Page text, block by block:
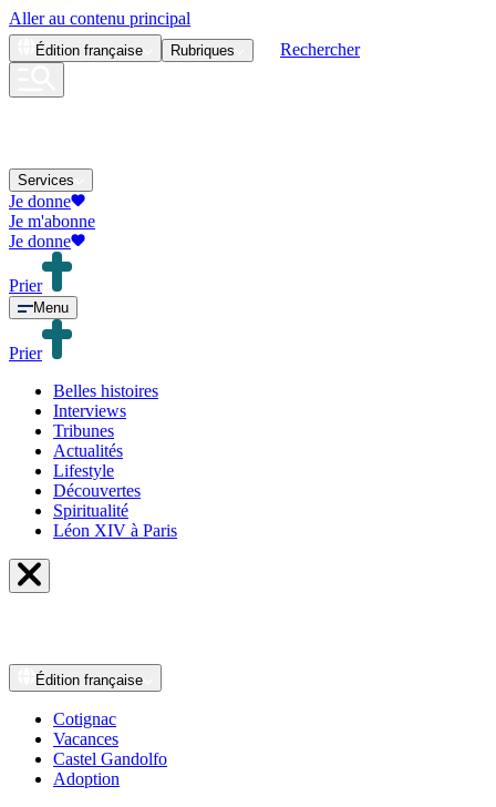
Aller au contenu principal
Édition française Rubriques Rechercher
Services
Je donne
Je m'abonne
Je donne
Prier
Menu
Prier
Belles histoires
Interviews
Tribunes
Actualités
Lifestyle
Découvertes
Spiritualité
Léon XIV à Paris
Édition française
Cotignac
Vacances
Castel Gandolfo
Adoption